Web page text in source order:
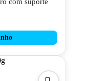
com suporte